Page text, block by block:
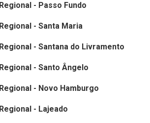
- Passo Fundo
- Santa Maria
- Santana do Livramento
- Santo Ângelo
- Novo Hamburgo
- Lajeado